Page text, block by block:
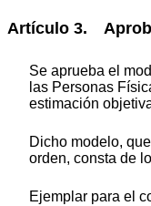
Artículo 3.
Se aprueba el
las Personas
estimación
Dicho modelo,
orden, consta de
Ejemplar para el